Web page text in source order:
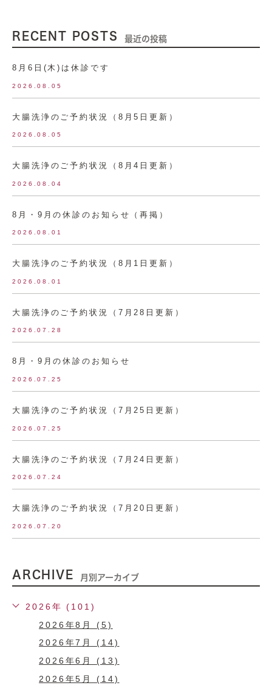
RECENT POSTS 最近の投稿
8月6日(木)は休診です
2026.08.05
大腸洗浄のご予約状況（8月5日更新）
2026.08.05
大腸洗浄のご予約状況（8月4日更新）
2026.08.04
8月・9月の休診のお知らせ（再掲）
2026.08.01
大腸洗浄のご予約状況（8月1日更新）
2026.08.01
大腸洗浄のご予約状況（7月28日更新）
2026.07.28
8月・9月の休診のお知らせ
2026.07.25
大腸洗浄のご予約状況（7月25日更新）
2026.07.25
大腸洗浄のご予約状況（7月24日更新）
2026.07.24
大腸洗浄のご予約状況（7月20日更新）
2026.07.20
ARCHIVE 月別アーカイブ
2026年 (101)
2026年8月 (5)
2026年7月 (14)
2026年6月 (13)
2026年5月 (14)